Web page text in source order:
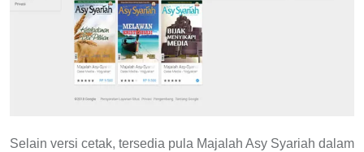
Selain versi cetak, tersedia pula Majalah Asy Syariah dalam